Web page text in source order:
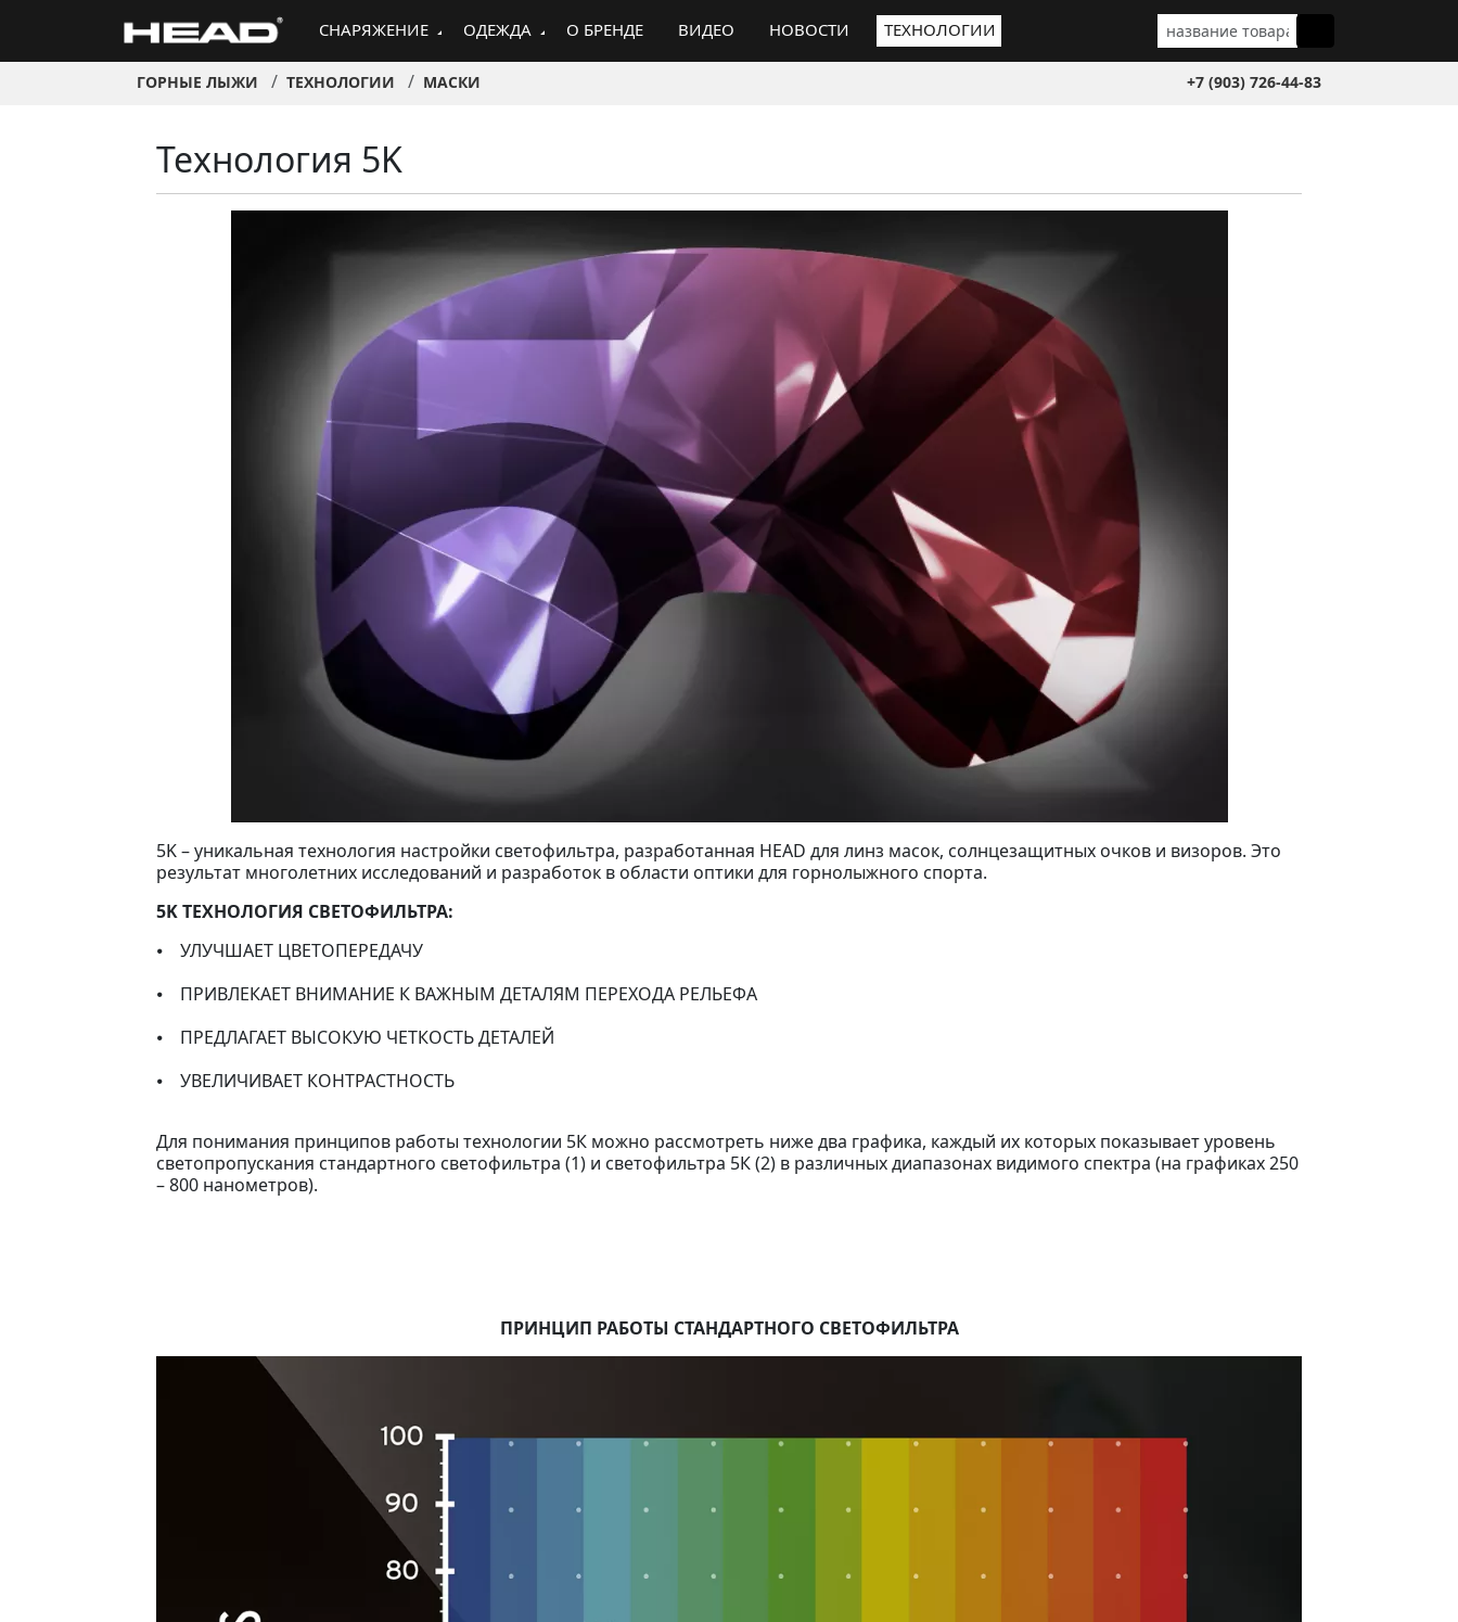
СНАРЯЖЕНИЕ ОДЕЖДА О БРЕНДЕ ВИДЕО НОВОСТИ ТЕХНОЛОГИИ
ГОРНЫЕ ЛЫЖИ ТЕХНОЛОГИИ МАСКИ +7 (903) 726-44-83
Технология 5K
5K – уникальная технология настройки светофильтра, разработанная HEAD для линз масок, солнцезащитных очков и визоров. Это
результат многолетних исследований и разработок в области оптики для горнолыжного спорта.
5K ТЕХНОЛОГИЯ СВЕТОФИЛЬТРА:
⦁ УЛУЧШАЕТ ЦВЕТОПЕРЕДАЧУ
⦁ ПРИВЛЕКАЕТ ВНИМАНИЕ К ВАЖНЫМ ДЕТАЛЯМ ПЕРЕХОДА РЕЛЬЕФА
⦁ ПРЕДЛАГАЕТ ВЫСОКУЮ ЧЕТКОСТЬ ДЕТАЛЕЙ
⦁ УВЕЛИЧИВАЕТ КОНТРАСТНОСТЬ
Для понимания принципов работы технологии 5К можно рассмотреть ниже два графика, каждый их которых показывает уровень
светопропускания стандартного светофильтра (1) и светофильтра 5К (2) в различных диапазонах видимого спектра (на графиках 250
– 800 нанометров).
ПРИНЦИП РАБОТЫ СТАНДАРТНОГО СВЕТОФИЛЬТРА